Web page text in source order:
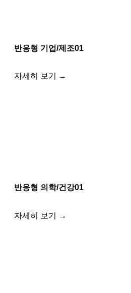
반응형 기업/제조01
자세히 보기 →
반응형 의학/건강01
자세히 보기 →